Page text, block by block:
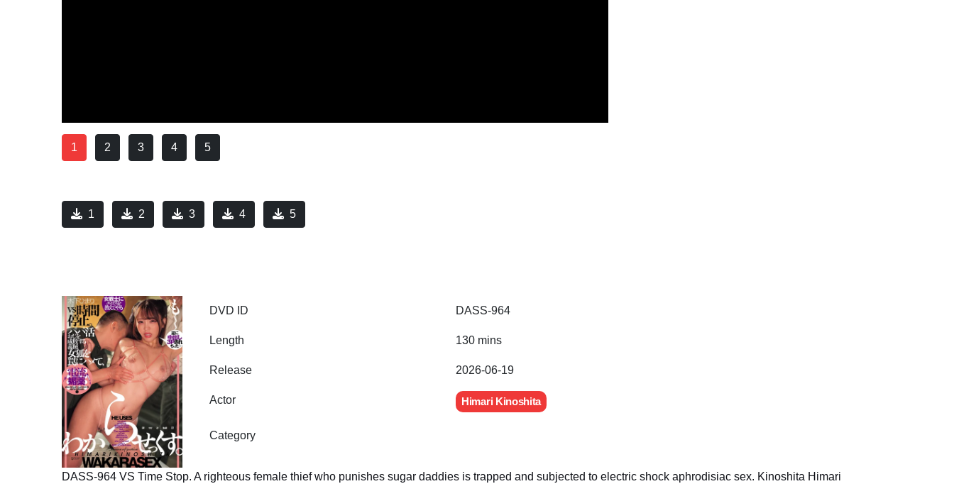
1 2 3 4 5
1 2 3 4 5
DVD ID DASS-964
Length 130 mins
Release 2026-06-19
Actor Himari Kinoshita
Category
DASS-964 VS Time Stop. A righteous female thief who punishes sugar daddies is trapped and subjected to electric shock aphrodisiac sex. Kinoshita Himari